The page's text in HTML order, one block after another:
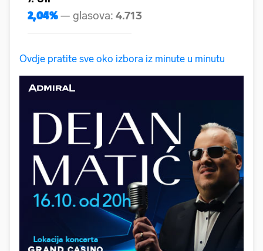
Ovdje pratite sve oko izbora iz minute u minutu